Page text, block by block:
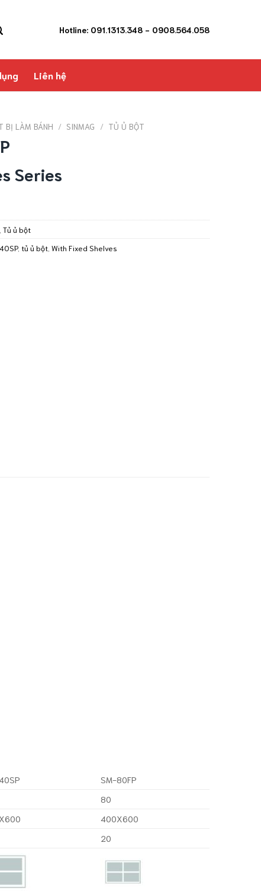
Hotline: 091.1313.348 - 0908.564.058
Liên hệ
BỊ LÀM BÁNH / SINMAG / TỦ Ủ BỘT
Series
Tủ ủ bột
, tủ ủ bột With Fixed Shelves
SM-80FP
80
400X600
20